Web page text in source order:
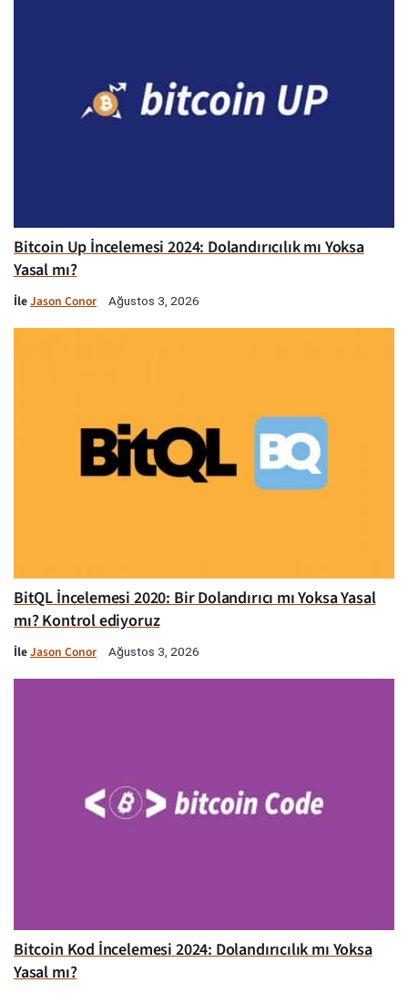
Bitcoin Up İncelemesi 2024: Dolandırıcılık mı Yoksa
Yasal mı?
İleJason Conor Ağustos 3, 2026
BitQL İncelemesi 2020: Bir Dolandırıcı mı Yoksa Yasal
mı? Kontrol ediyoruz
İleJason Conor Ağustos 3, 2026
Bitcoin Kod İncelemesi 2024: Dolandırıcılık mı Yoksa
Yasal mı?